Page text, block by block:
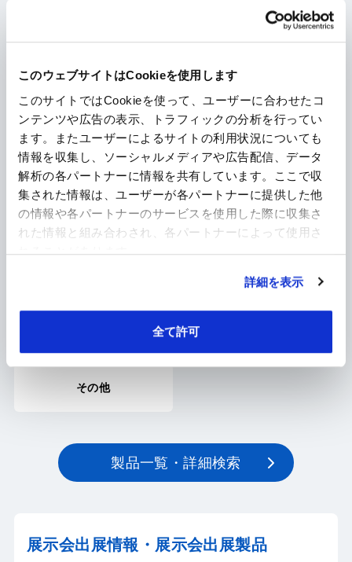
このウェブサイトはCookieを使用します
このサイトではCookieを使って、ユーザーに合わせたコ
ンテンツや広告の表示、トラフィックの分析を行ってい
ます。またユーザーによるサイトの利用状況についても
情報を収集し、ソーシャルメディアや広告配信、データ
解析の各パートナーに情報を共有しています。ここで収
集された情報は、ユーザーが各パートナーに提供した他
の情報や各パートナーのサービスを使用した際に収集さ
れた情報と組み合わされ、各パートナーによって使用さ
れることがあります。
詳細を表示
全て許可
食品対応 メディカル関連
電気・電子材料 産業機能資材
農業
フィルム製品
その他
製品一覧・詳細検索
展示会出展情報・展示会出展製品